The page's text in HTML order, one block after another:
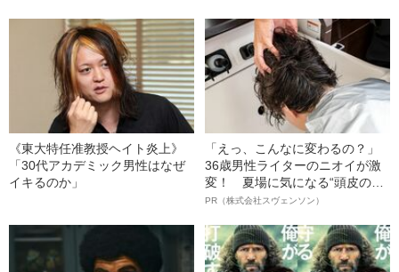
《東大特任准教授ヘイト炎上》
「30代アカデミック男性はなぜ
イキるのか」
「えっ、こんなに変わるの？」
36歳男性ライターのニオイが激
変！ 夏場に気になる“頭皮のニ
オイ”や“ベタつき”を解消す
ト”が生み出した徹底ケアとは
PR（株式会社スヴェンソン）